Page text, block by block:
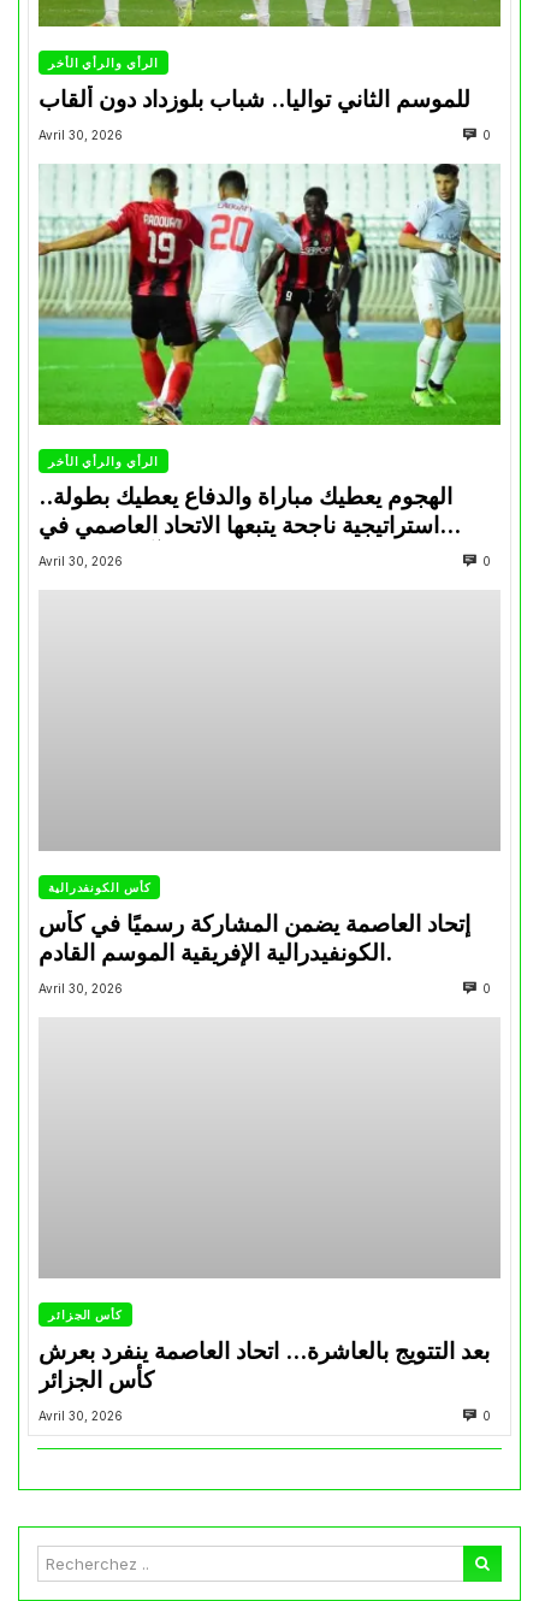
الرأي والرأي الأخر
للموسم الثاني تواليا.. شباب بلوزداد دون ألقاب
Avril 30, 2026 0
الرأي والرأي الأخر
الهجوم يعطيك مباراة والدفاع يعطيك بطولة..
استراتيجية ناجحة يتبعها الاتحاد العاصمي في
تتويجاته آخر السنوات
Avril 30, 2026 0
كأس الكونفدرالية
إتحاد العاصمة يضمن المشاركة رسميًا في كأس
الكونفيدرالية الإفريقية الموسم القادم.
Avril 30, 2026 0
كأس الجزائر
بعد التتويج بالعاشرة… اتحاد العاصمة ينفرد بعرش
كأس الجزائر
Avril 30, 2026 0